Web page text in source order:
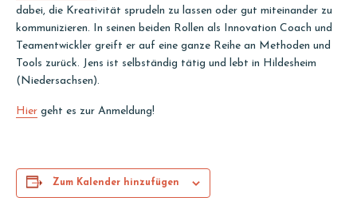
dabei, die Kreativität sprudeln zu lassen oder gut miteinander zu
kommunizieren. In seinen beiden Rollen als Innovation Coach und
Teamentwickler greift er auf eine ganze Reihe an Methoden und
Tools zurück. Jens ist selbständig tätig und lebt in Hildesheim
(Niedersachsen).
Hier geht es zur Anmeldung!
Zum Kalender hinzufügen